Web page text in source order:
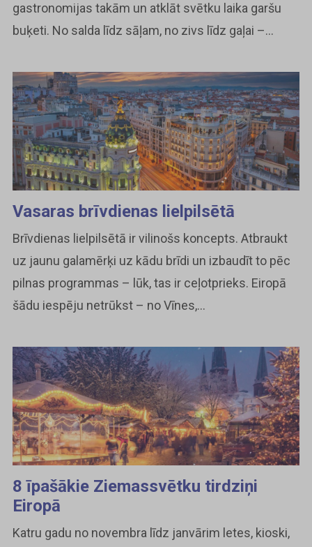
gastronomijas takām un atklāt svētku laika garšu
buķeti. No salda līdz sāļam, no zivs līdz gaļai –...
Vasaras brīvdienas lielpilsētā
Brīvdienas lielpilsētā ir vilinošs koncepts. Atbraukt
uz jaunu galamērķi uz kādu brīdi un izbaudīt to pēc
pilnas programmas – lūk, tas ir ceļotprieks. Eiropā
šādu iespēju netrūkst – no Vīnes,...
8 īpašākie Ziemassvētku tirdziņi
Eiropā
Katru gadu no novembra līdz janvārim letes, kioski,